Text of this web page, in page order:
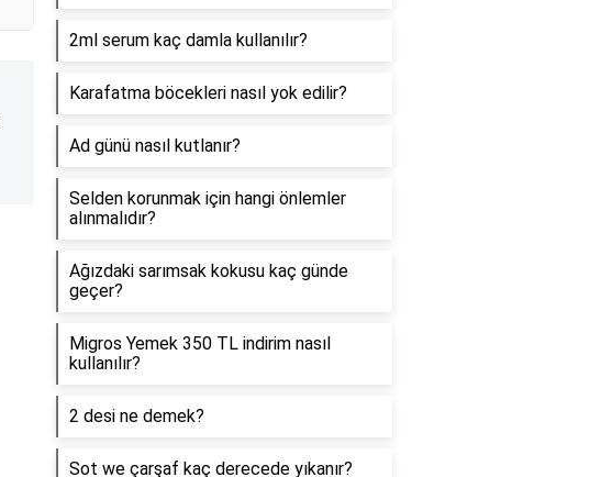
2ml serum kaç damla kullanılır?
Karafatma böcekleri nasıl yok edilir?
Ad günü nasıl kutlanır?
Selden korunmak için hangi önlemler
alınmalıdır?
Ağızdaki sarımsak kokusu kaç günde
geçer?
Migros Yemek 350 TL indirim nasıl
kullanılır?
2 desi ne demek?
Sot we çarşaf kaç derecede yıkanır?